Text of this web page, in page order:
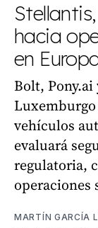
hacia
en
Bolt,
vehículos
evaluará
regulatoria,
operaciones
MARTÍN GARCÍA